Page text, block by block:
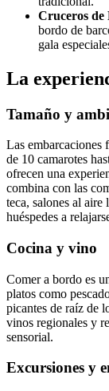
Cruceros de
bordo de
gala
La
Tamaño y
Las embarcaciones
de 10 camarotes
ofrecen una
combina con las
teca, salones al
huéspedes a
Cocina y vino
Comer a bordo es
platos como
picantes de raíz de
vinos regionales y
sensorial.
Excursiones y